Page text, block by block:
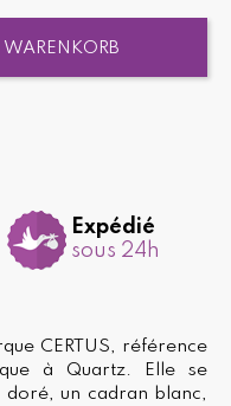
WARENKORB
Expédié
sous 24h
CERTUS, référence
à Quartz. Elle se
un cadran blanc,